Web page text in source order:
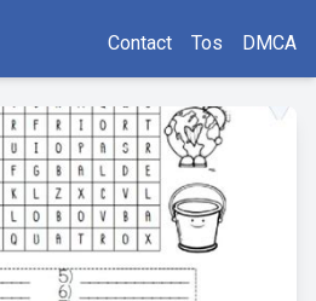
Contact Tos DMCA